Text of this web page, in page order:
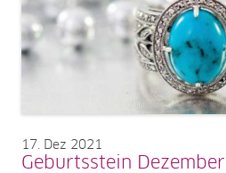
17 Dez 2021
Geburtsstein